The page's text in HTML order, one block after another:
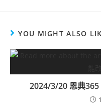
YOU MIGHT ALSO
2024/3/20 恩典365